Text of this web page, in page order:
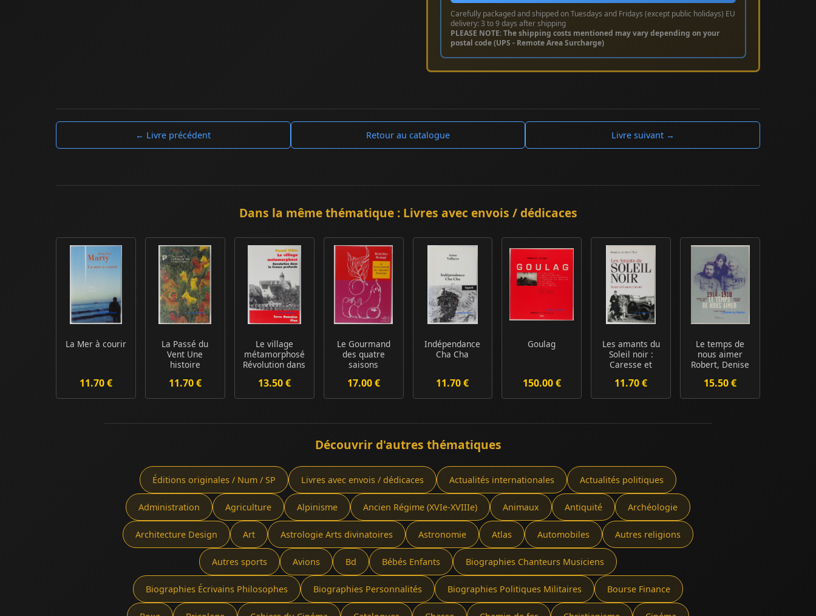
Carefully packaged and shipped on Tuesdays and Fridays (except public holidays) EU
delivery: 3 to 9 days after shipping
PLEASE NOTE: The shipping costs mentioned may vary depending on your
postal code (UPS - Remote Area Surcharge)
← Livre précédent Retour au catalogue Livre suivant →
Dans la même thématique : Livres avec envois / dédicaces
La Mer à courir
11.70 €
La Passé du
Vent Une
histoire
11.70 €
Le village
métamorphosé
Révolution dans
profo...
13.50 €
Le Gourmand
des quatre
saisons
17.00 €
Indépendance
Cha Cha
11.70 €
Goulag
150.00 €
Les amants du
Soleil noir :
Caresse et
11.70 €
Le temps de
nous aimer
Robert, Denise
Courrie...
15.50 €
Découvrir d'autres thématiques
Éditions originales / Num / SP Livres avec envois / dédicaces Actualités internationales Actualités politiques
Administration Agriculture Alpinisme Ancien Régime (XVIe-XVIIIe) Animaux Antiquité Archéologie
Architecture Design Art Astrologie Arts divinatoires Astronomie Atlas Automobiles Autres religions
Autres sports Avions Bd Bébés Enfants Biographies Chanteurs Musiciens
Biographies Écrivains Philosophes Biographies Personnalités Biographies Politiques Militaires Bourse Finance